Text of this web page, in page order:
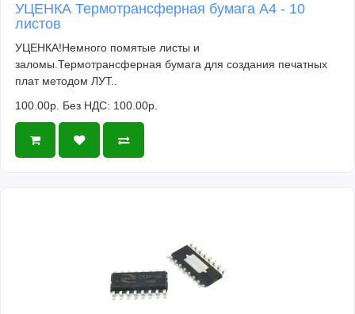
УЦЕНКА Термотрансферная бумага А4 - 10
листов
УЦЕНКА!Немного помятые листы и
заломы.Термотрансферная бумага для создания печатных
плат методом ЛУТ..
100.00р. Без НДС: 100.00р.